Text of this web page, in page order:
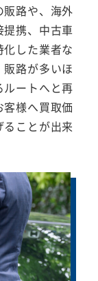
路や、海外
携、中古車
した業者な
路が多いほ
ートへと再
様へ買取価
ことが出来